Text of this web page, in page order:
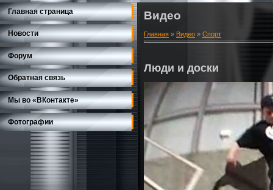
Главная страница
Новости
Форум
Обратная связь
Мы во «ВКонтакте»
Фотографии
Видео
Главная » Видео » Спорт
Люди и доски